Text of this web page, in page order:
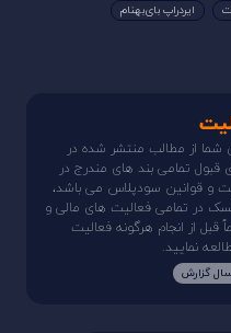
ایردراپ بای‌بهنام
شما از مطالب منتشر شده در
تمامی بند های مندرج در
و قوانین سودپلاس می باشد،
در تمامی فعالیت های مالی و
قبل از انجام هرگونه فعالیت
نمایید.
گزارش